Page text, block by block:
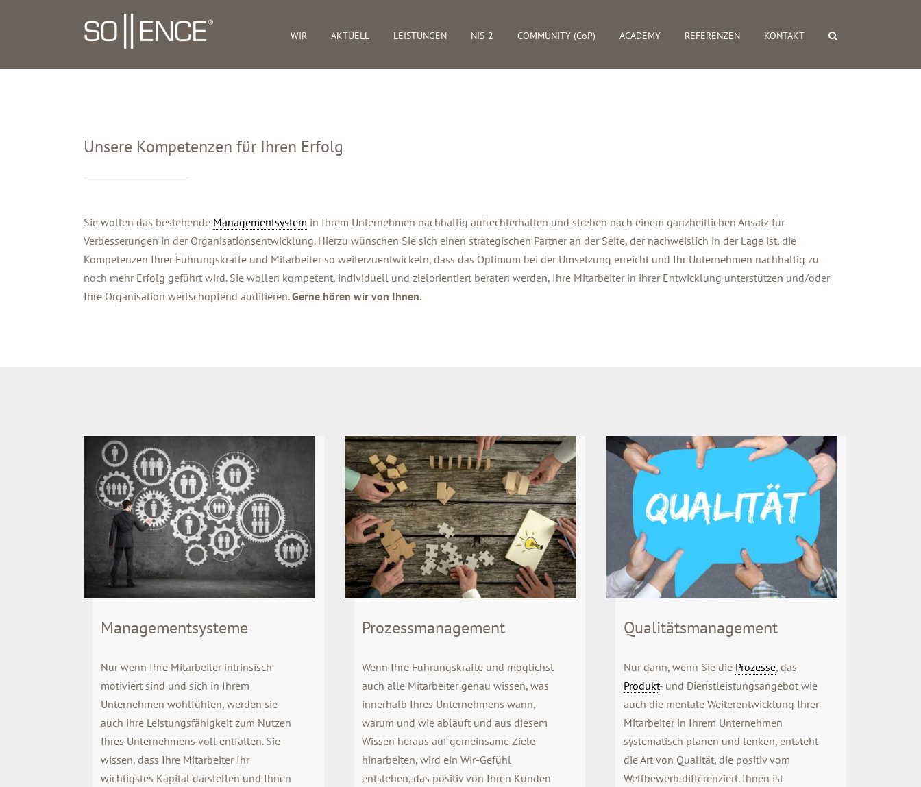
WIR AKTUELL LEISTUNGEN NIS-2 COMMUNITY (CoP) ACADEMY REFERENZEN KONTAKT
Unsere Kompetenzen für Ihren Erfolg
Sie wollen das bestehende Managementsystem in Ihrem Unternehmen nachhaltig aufrechterhalten und streben nach einem ganzheitlichen Ansatz für
Verbesserungen in der Organisationsentwicklung. Hierzu wünschen Sie sich einen strategischen Partner an der Seite, der nachweislich in der Lage ist, die
Kompetenzen Ihrer Führungskräfte und Mitarbeiter so weiterzuentwickeln, dass das Optimum bei der Umsetzung erreicht und Ihr Unternehmen nachhaltig zu
noch mehr Erfolg geführt wird. Sie wollen kompetent, individuell und zielorientiert beraten werden, Ihre Mitarbeiter in ihrer Entwicklung unterstützen und/oder
Ihre Organisation wertschöpfend auditieren.Gerne hören wir von Ihnen.
Managementsysteme
Nur wenn Ihre Mitarbeiter intrinsisch
motiviert sind und sich in Ihrem
Unternehmen wohlfühlen, werden sie
auch ihre Leistungsfähigkeit zum Nutzen
Ihres Unternehmens voll entfalten. Sie
wissen, dass Ihre Mitarbeiter Ihr
wichtigstes Kapital darstellen und Ihnen
Prozessmanagement
Wenn Ihre Führungskräfte und möglichst
auch alle Mitarbeiter genau wissen, was
innerhalb Ihres Unternehmens wann,
warum und wie abläuft und aus diesem
Wissen heraus auf gemeinsame Ziele
hinarbeiten, wird ein Wir-Gefühl
entstehen, das positiv von Ihren Kunden
Qualitätsmanagement
Nur dann, wenn Sie die Prozesse, das
Produkt- und Dienstleistungsangebot wie
auch die mentale Weiterentwicklung Ihrer
Mitarbeiter in Ihrem Unternehmen
systematisch planen und lenken, entsteht
die Art von Qualität, die positiv vom
Wettbewerb differenziert. Ihnen ist